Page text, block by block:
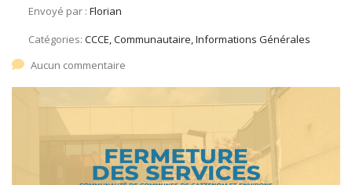
Envoyé par : Florian
Catégories: CCCE, Communautaire, Informations Générales
Aucun commentaire